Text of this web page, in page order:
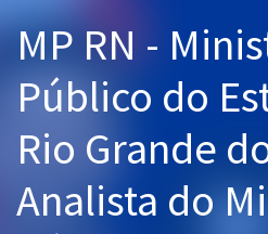
Cursos 20% OFF
Pós
Graduação
OAB
MP RN -
Público do
Rio Grande
Analista do